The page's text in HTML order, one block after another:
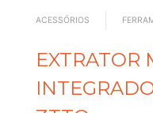
ACESSÓRIOS
EXTRATOR